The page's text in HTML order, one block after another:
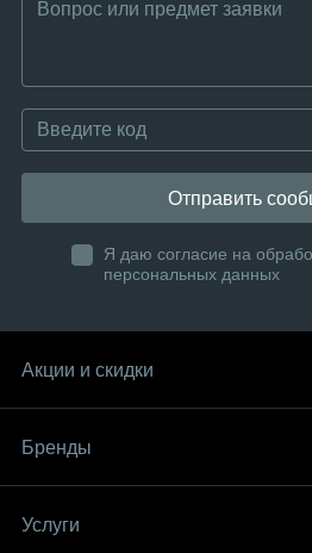
Отправить
Я даю согласие на
персональных данных
Акции и скидки
Бренды
Услуги